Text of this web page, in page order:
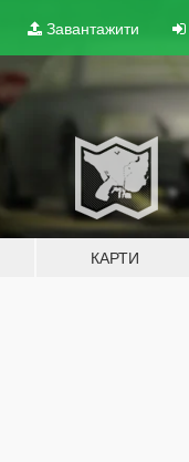
Завантажити
КАРТИ